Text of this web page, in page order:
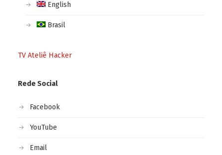
English
Brasil
TV Ateliê Hacker
Rede Social
Facebook
YouTube
Email